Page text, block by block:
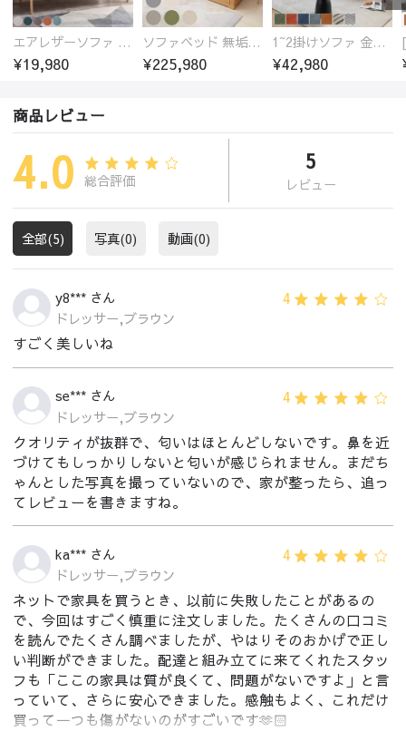
エアレザーソファ おしゃれ 無地 1人用 二人掛け 3人掛け
¥19,980
ソファベッド 無垢材フレーム
¥225,980
1~2掛けソファ 金属フレーム 高反発ウレタン
¥42,980
商品レビュー
4.0 総合評価
5
レビュー
全部(5) 写真(0) 動画(0)
y8*** さん 4
ドレッサー,ブラウン
すごく美しいね
se*** さん 4
ドレッサー,ブラウン
クオリティが抜群で、匂いはほとんどしないです。鼻を近
づけてもしっかりしないと匂いが感じられません。まだち
ゃんとした写真を撮っていないので、家が整ったら、追っ
てレビューを書きますね。
ka*** さん 4
ドレッサー,ブラウン
ネットで家具を買うとき、以前に失敗したことがあるの
で、今回はすごく慎重に注文しました。たくさんの口コミ
を読んでたくさん調べましたが、やはりそのおかげで正し
い判断ができました。配達と組み立てに来てくれたスタッ
フも「ここの家具は質が良くて、問題がないですよ」と言
っていて、さらに安心できました。感触もよく、これだけ
買って一つも傷がないのがすごいです🫶🏻